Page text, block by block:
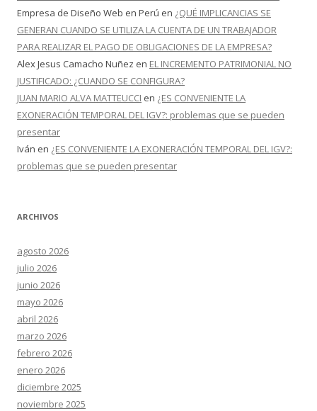
Empresa de Diseño Web en Perú en ¿QUÉ IMPLICANCIAS SE
GENERAN CUANDO SE UTILIZA LA CUENTA DE UN TRABAJADOR
PARA REALIZAR EL PAGO DE OBLIGACIONES DE LA EMPRESA?
Alex Jesus Camacho Nuñez en EL INCREMENTO PATRIMONIAL NO
JUSTIFICADO: ¿CUANDO SE CONFIGURA?
JUAN MARIO ALVA MATTEUCCI en ¿ES CONVENIENTE LA
EXONERACIÓN TEMPORAL DEL IGV?: problemas que se pueden
presentar
Iván en ¿ES CONVENIENTE LA EXONERACIÓN TEMPORAL DEL IGV?:
problemas que se pueden presentar
ARCHIVOS
agosto 2026
julio 2026
junio 2026
mayo 2026
abril 2026
marzo 2026
febrero 2026
enero 2026
diciembre 2025
noviembre 2025